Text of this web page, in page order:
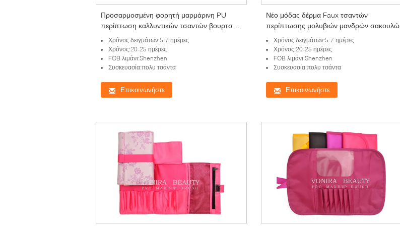
Προσαρμοσμένη φορητή μαρμάρινη PU
περίπτωση καλλυντικών τσαντών βουρτσών
Makeup δέρματος
Χρόνος δειγμάτων:5-7 ημέρες
Χρόνος:20-25 ημέρες
FOB λιμάνι:Shenzhen
Συσκευασία:πολυ τσάντα
Επικοινωνήστε
Νέο μόδας δέρμα Faux τσαντών
περίπτωσης μολυβιών μανδρών σακουλών
ρόλων βουρτσών Makeup καλλυντικό
Χρόνος δειγμάτων:5-7 ημέρες
Χρόνος:20-25 ημέρες
FOB λιμάνι:Shenzhen
Συσκευασία:πολυ τσάντα
Επικοινωνήστε